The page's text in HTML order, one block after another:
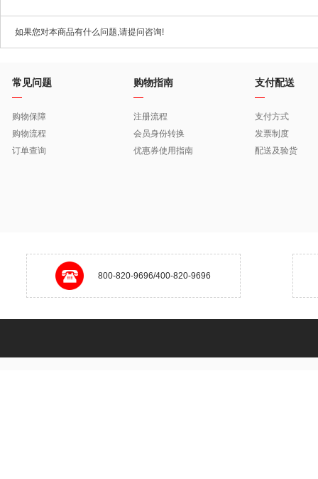
如果您对本商品有什么问题,请提问咨询!
常见问题
购物保障
购物流程
订单查询
购物指南
注册流程
会员身份转换
优惠券使用指南
支付配送
支付方式
发票制度
配送及验货
800-820-9696/400-820-9696